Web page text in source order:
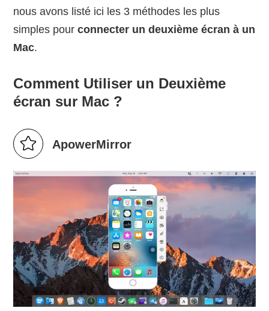
nous avons listé ici les 3 méthodes les plus
simples pourconnecter un deuxième écran à un
Mac.
Comment Utiliser un Deuxième
écran sur Mac ?
ApowerMirror